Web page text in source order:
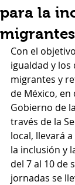
para la
migrantes
Con el
igualdad y los
migrantes y
de México,
Gobierno de
través de la
local, llevará
la inclusión y
del 7 al 10 de
jornadas se